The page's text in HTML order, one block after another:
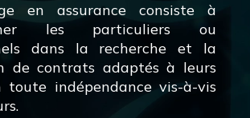
en assurance consiste à
les particuliers ou
dans la recherche et la
de contrats adaptés à leurs
toute indépendance vis-à-vis